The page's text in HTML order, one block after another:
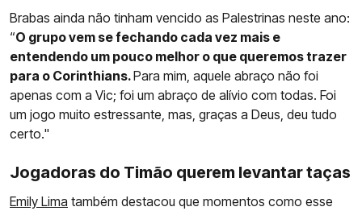
Brabas ainda não tinham vencido as Palestrinas neste ano:
“O grupo vem se fechando cada vez mais e
entendendo um pouco melhor o que queremos trazer
para o Corinthians.Para mim, aquele abraço não foi
apenas com a Vic; foi um abraço de alívio com todas. Foi
um jogo muito estressante, mas, graças a Deus, deu tudo
certo."
Jogadoras do Timão querem levantar taças
Emily Lima também destacou que momentos como esse